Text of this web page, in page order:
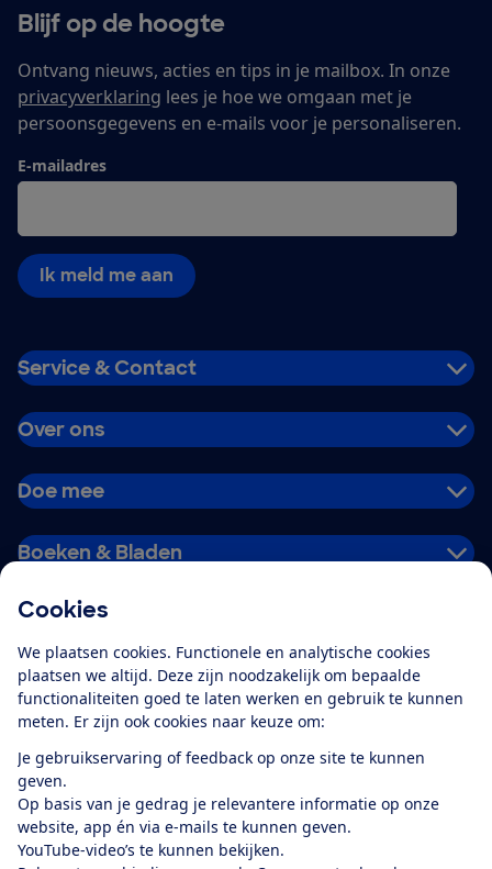
Cookies
We plaatsen cookies. Functionele en analytische cookies
plaatsen we altijd. Deze zijn noodzakelijk om bepaalde
functionaliteiten goed te laten werken en gebruik te kunnen
meten. Er zijn ook cookies naar keuze om:
Je gebruikservaring of feedback op onze site te kunnen
geven.
Op basis van je gedrag je relevantere informatie op onze
website, app én via e-mails te kunnen geven.
YouTube-video’s te kunnen bekijken.
Blijf op de hoogte
Ontvang nieuws, acties en tips in je mailbox. In onze
privacyverklaring lees je hoe we omgaan met je
persoonsgegevens en e-mails voor je personaliseren.
E-mailadres
Ik meld me aan
Service & Contact
Over ons
Doe mee
Boeken & Bladen
Alles over de
app
Algemene Voorwaarden
Privacyverklaring
Cookiebeleid
Privacyvoorkeuren